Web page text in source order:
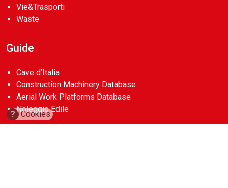
Vie&Trasporti
Waste
Guide
Cave d’Italia
Construction Machinery Database
Aerial Work Platforms Database
Noleggio Edile
? Cookies